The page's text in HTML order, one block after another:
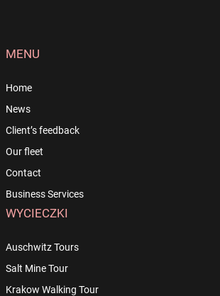
MENU
Home
News
Client’s feedback
Our fleet
Contact
Business Services
WYCIECZKI
Auschwitz Tours
Salt Mine Tour
Krakow Walking Tour